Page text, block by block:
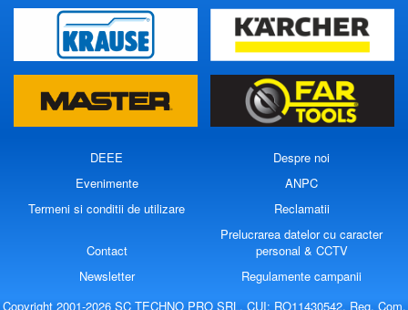
DEEE
Despre noi
Evenimente
ANPC
Termeni si conditii de utilizare
Reclamatii
Contact
Prelucrarea datelor cu caracter
personal & CCTV
Newsletter
Regulamente campanii
Copyright 2001-2026 SC TECHNO PRO SRL, CUI: RO11430542, Reg. Com.